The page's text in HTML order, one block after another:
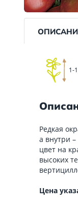
1-
Редкая
а внутри
цвет на
высоких
Цена